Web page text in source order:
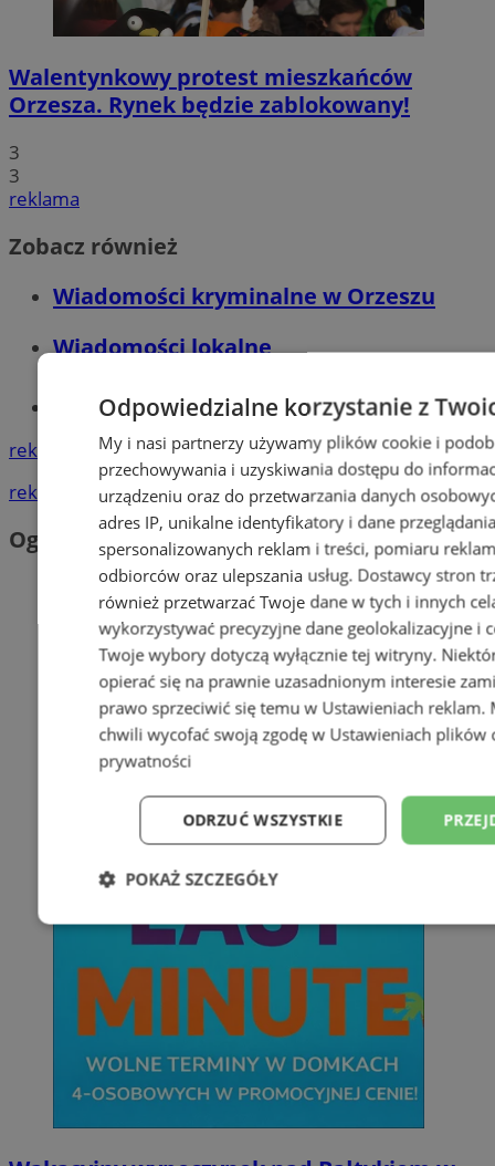
Walentynkowy protest mieszkańców
Orzesza. Rynek będzie zablokowany!
3
3
reklama
Zobacz również
Wiadomości kryminalne w Orzeszu
Wiadomości lokalne
Tworzenie stron www - Orzesze
reklama
reklama
Ogłoszenia
Odpowiedzialne korzystanie z
My i nasi partnerzy używamy plików cookie i
przechowywania i uzyskiwania dostępu do
urządzeniu oraz do przetwarzania danych
adres IP, unikalne identyfikatory i dane
spersonalizowanych reklam i treści, pomiaru
odbiorców oraz ulepszania usług. Dostawcy stron
również przetwarzać Twoje dane w tych i innych
wykorzystywać precyzyjne dane geolokalizacyjne i
Twoje wybory dotyczą wyłącznie tej witryny.
opierać się na prawnie uzasadnionym interesie
prawo sprzeciwić się temu w Ustawieniach reklam.
chwili wycofać swoją zgodę w Ustawieniach plików
prywatności
ODRZUĆ WSZYSTKIE
POKAŻ SZCZEGÓŁY
Niezbędne Wydajność
Niesklasyfikowane